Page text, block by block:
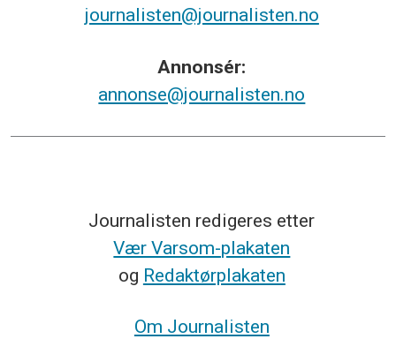
journalisten@journalisten.no
Annonsér:
annonse@journalisten.no
Journalisten redigeres etter
Vær Varsom-plakaten
og Redaktørplakaten
Om Journalisten